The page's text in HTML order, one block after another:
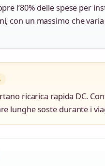
l’80% delle spese per
con un massimo che
ricarica rapida DC.
lunghe soste durante i